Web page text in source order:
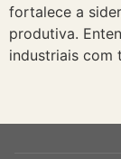
fortalece a
produtiva.
industriais com